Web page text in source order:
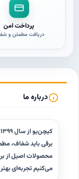
پرداخت امن
دریافت مطمئن و
درباره ما
برقی باید شفاف،
محصولات اصیل از
می‌کنیم تجربه‌ای